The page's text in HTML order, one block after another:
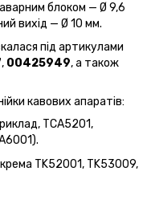
блоком — Ø 9,6
вихід — Ø 10 мм.
під артикулами
, 00425949, а також
кавових апаратів:
TCA5201,
TK52001, TK53009,